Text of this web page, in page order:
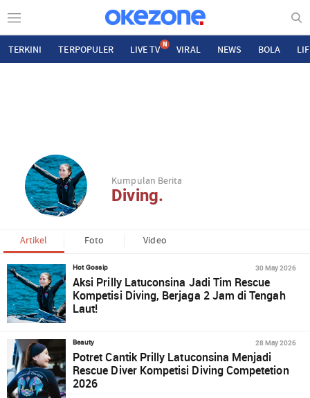
TERKINI TERPOPULER LIVE TV N VIRAL NEWS BOLA
Kumpulan Berita
Diving.
Artikel Foto Video
Hot Gossip 30 May 2026
Aksi Prilly Latuconsina Jadi Tim Rescue
Kompetisi Diving, Berjaga 2 Jam di Tengah
Laut!
Beauty 28 May 2026
Potret Cantik Prilly Latuconsina Menjadi
Rescue Diver Kompetisi Diving Competetion
2026